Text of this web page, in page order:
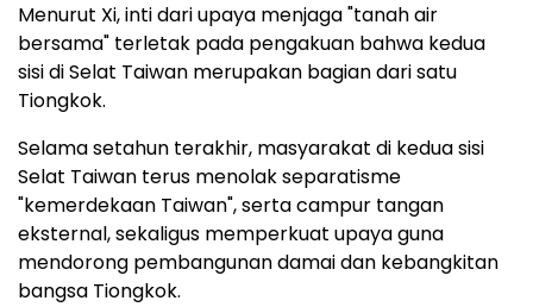
Menurut Xi, inti dari upaya menjaga "tanah air
bersama" terletak pada pengakuan bahwa kedua
sisi di Selat Taiwan merupakan bagian dari satu
Tiongkok.
Selama setahun terakhir, masyarakat di kedua sisi
Selat Taiwan terus menolak separatisme
"kemerdekaan Taiwan", serta campur tangan
eksternal, sekaligus memperkuat upaya guna
mendorong pembangunan damai dan kebangkitan
bangsa Tiongkok.